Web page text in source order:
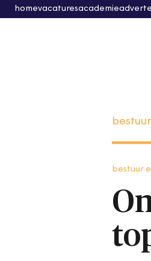
homevacaturesacademie
bestuur